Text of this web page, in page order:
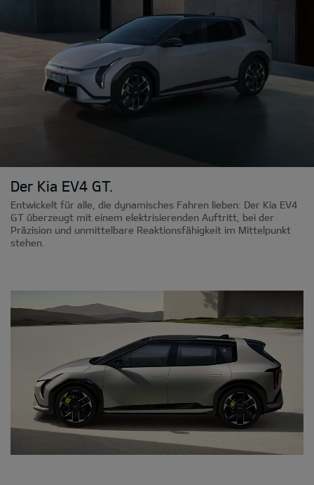
Der Kia EV4 GT.
Entwickelt für alle, die dynamisches Fahren lieben: Der Kia EV4
GT überzeugt mit einem elektrisierenden Auftritt, bei der
Präzision und unmittelbare Reaktionsfähigkeit im Mittelpunkt
stehen.